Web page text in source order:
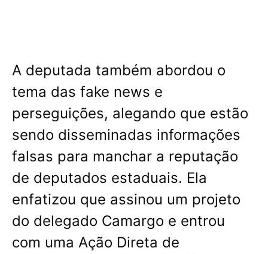
A deputada também abordou o
tema das fake news e
perseguições, alegando que estão
sendo disseminadas informações
falsas para manchar a reputação
de deputados estaduais. Ela
enfatizou que assinou um projeto
do delegado Camargo e entrou
com uma Ação Direta de